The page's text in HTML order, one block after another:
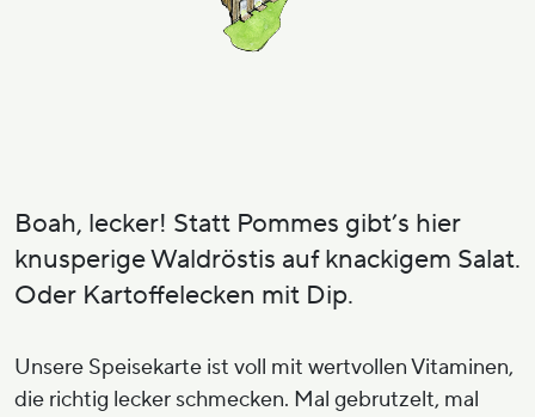
Boah, lecker! Statt Pommes gibt’s hier
knusperige Waldröstis auf knackigem Salat.
Oder Kartoffelecken mit Dip.
Unsere Speisekarte ist voll mit wertvollen Vitaminen,
die richtig lecker schmecken. Mal gebrutzelt, mal